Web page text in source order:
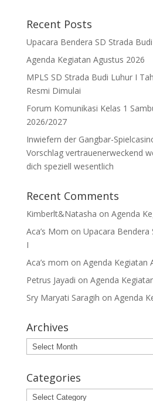
Recent Posts
Upacara Bendera SD Strada
Agenda Kegiatan Agustus 2026
MPLS SD Strada Budi Luhur I
Resmi Dimulai
Forum Komunikasi Kelas 1
2026/2027
Inwiefern der Gangbar-
Vorschlag vertrauenerweckend
dich speziell wesentlich
Recent Comments
Kimberlt&Natasha on Agenda
Aca’s Mom on Upacara Bendera
I
Aca’s mom on Agenda Kegiatan
Petrus Jayadi on Agenda
Sry Maryati Saragih on Agenda
Archives
Archives
Categories
Categories